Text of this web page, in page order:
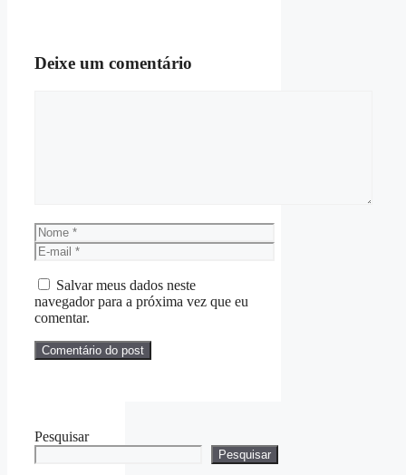
Deixe um comentário
Nome
E-
mail
Salvar meus dados neste
navegador para a próxima vez que eu
comentar.
Pesquisar
Pesquisar